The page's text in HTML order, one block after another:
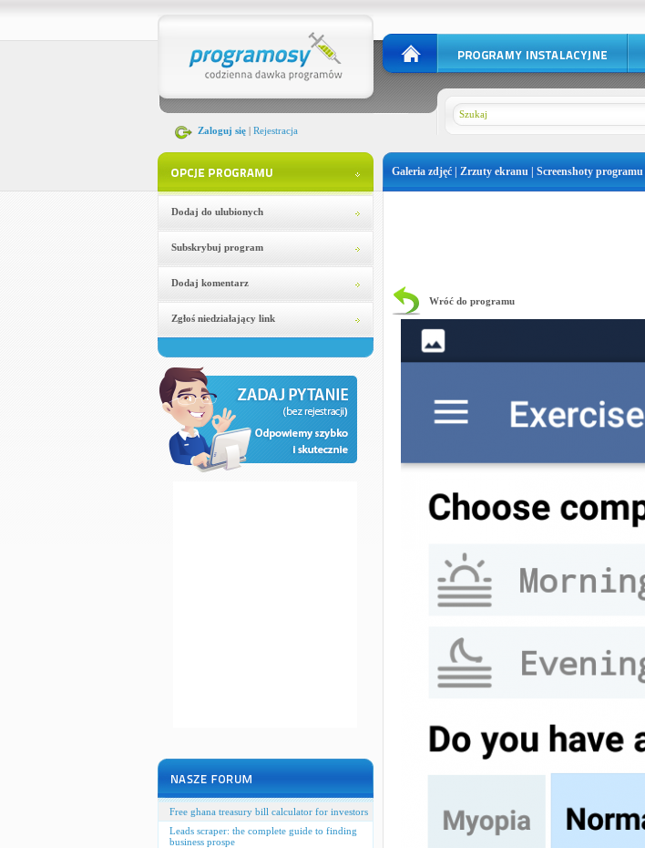
Zaloguj się| Rejestracja
Dodaj do ulubionych
Subskrybuj program
Dodaj komentarz
Zgłoś niedziałający link
Free ghana treasury bill calculator for investors
Leads scraper: the complete guide to finding
business prospe
Galeria zdjęć | Zrzuty ekranu | Screenshoty programu
Wróć do programu